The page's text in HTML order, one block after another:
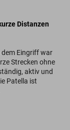
Distanzen
dem Eingriff war
Strecken ohne
aktiv und
Patella ist